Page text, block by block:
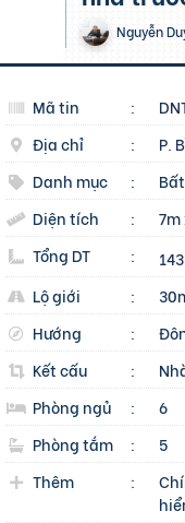
Nguyễn
Mã tin :
Địa chỉ
:
P.
Danh mục
:
Diện tích
:
7m
Tổng DT
:
Lộ giới :
Hướng
:
Kết cấu
:
Phòng ngủ
:
6
Phòng tắm
:
5
Thêm
: